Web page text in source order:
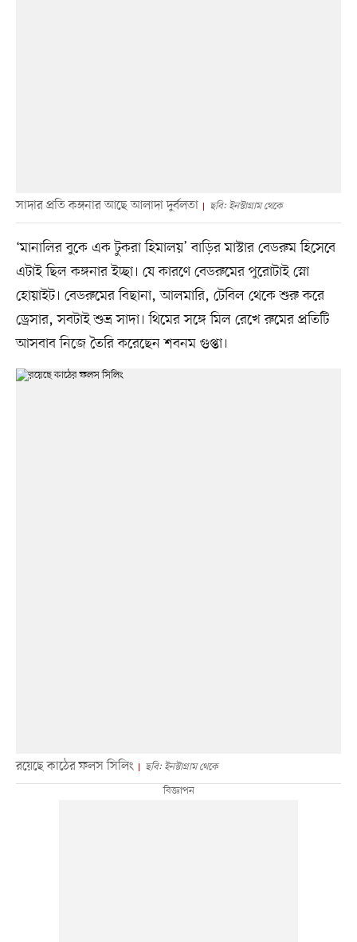
সাদার প্রতি কঙ্গনার আছে আলাদা দুর্বলতা ছবি: ইনস্টাগ্রাম থেকে
‘মানালির বুকে এক টুকরা হিমালয়’ বাড়ির মাস্টার বেডরুম হিসেবে
এটাই ছিল কঙ্গনার ইচ্ছা। যে কারণে বেডরুমের পুরোটাই স্নো
হোয়াইট। বেডরুমের বিছানা, আলমারি, টেবিল থেকে শুরু করে
ড্রেসার, সবটাই শুভ্র সাদা। থিমের সঙ্গে মিল রেখে রুমের প্রতিটি
আসবাব নিজে তৈরি করেছেন শবনম গুপ্তা।
রয়েছে কাঠের ফলস সিলিং ছবি: ইনস্টাগ্রাম থেকে